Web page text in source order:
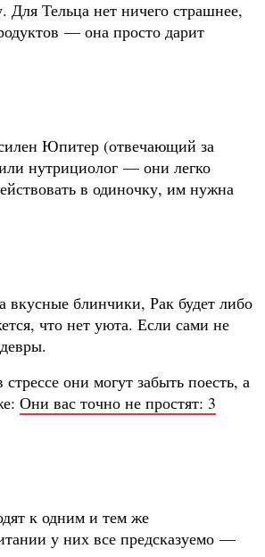
Тельца нет ничего страшнее,
— она просто дарит
Юпитер (отвечающий за
нутрициолог — они легко
в одиночку, им нужна
блинчики, Рак будет либо
что нет уюта. Если сами не
они могут забыть поесть, а
Они вас точно не простят: 3
к одним и тем же
у них все предсказуемо —